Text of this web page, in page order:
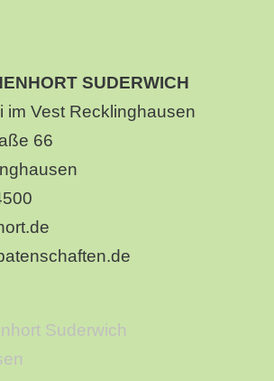
SUDERWICH
im Vest Recklinghausen
66